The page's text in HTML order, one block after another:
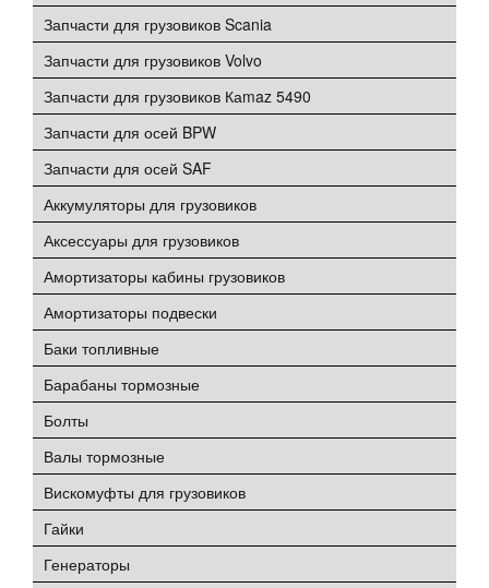
Запчасти для грузовиков Scania
Запчасти для грузовиков Volvo
Запчасти для грузовиков Каmaz 5490
Запчасти для осей BPW
Запчасти для осей SAF
Аккумуляторы для грузовиков
Аксессуары для грузовиков
Амортизаторы кабины грузовиков
Амортизаторы подвески
Баки топливные
Барабаны тормозные
Болты
Валы тормозные
Вискомуфты для грузовиков
Гайки
Генераторы